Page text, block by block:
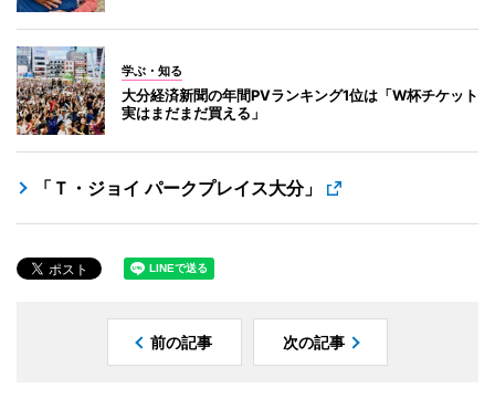
学ぶ・知る
大分経済新聞の年間PVランキング1位は「W杯チケット
実はまだまだ買える」
「Ｔ・ジョイ パークプレイス大分」
前の記事 次の記事